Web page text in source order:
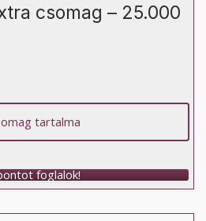
csomag – 25.000
tartalma
foglalok!